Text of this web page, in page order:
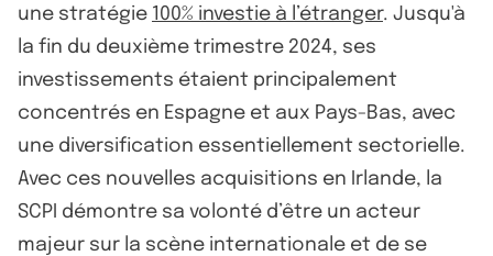
une stratégie 100% investie à l’étranger. Jusqu'à
la fin du deuxième trimestre 2024, ses
investissements étaient principalement
concentrés en Espagne et aux Pays-Bas, avec
une diversification essentiellement sectorielle.
Avec ces nouvelles acquisitions en Irlande, la
SCPI démontre sa volonté d’être un acteur
majeur sur la scène internationale et de se